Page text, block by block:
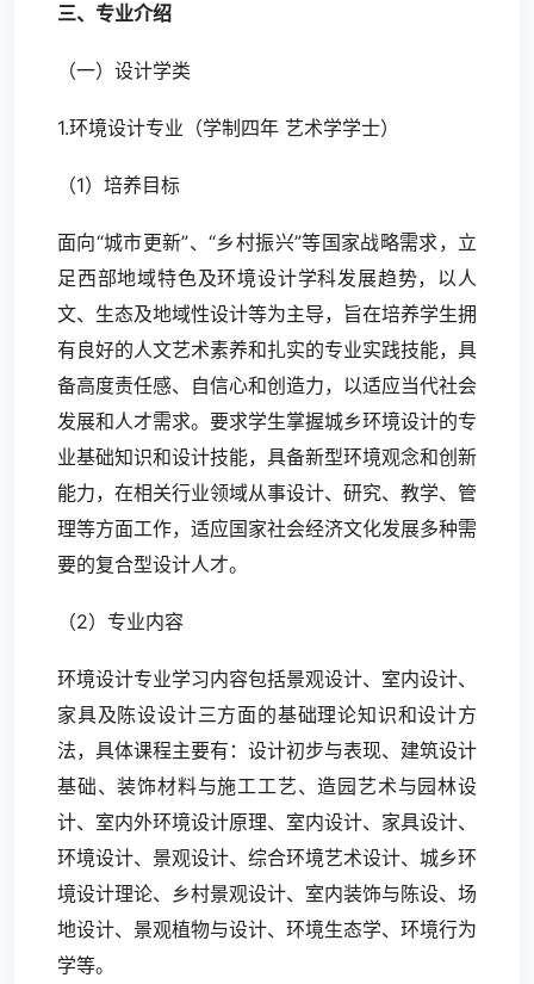
三、专业介绍
（一）设计学类
1.环境设计专业（学制四年 艺术学学士）
（1）培养目标
面向“城市更新”、“乡村振兴”等国家战略需求，立
足西部地域特色及环境设计学科发展趋势，以人
文、生态及地域性设计等为主导，旨在培养学生拥
有良好的人文艺术素养和扎实的专业实践技能，具
备高度责任感、自信心和创造力，以适应当代社会
发展和人才需求。要求学生掌握城乡环境设计的专
业基础知识和设计技能，具备新型环境观念和创新
能力，在相关行业领域从事设计、研究、教学、管
理等方面工作，适应国家社会经济文化发展多种需
要的复合型设计人才。
（2）专业内容
环境设计专业学习内容包括景观设计、室内设计、
家具及陈设设计三方面的基础理论知识和设计方
法，具体课程主要有：设计初步与表现、建筑设计
基础、装饰材料与施工工艺、造园艺术与园林设
计、室内外环境设计原理、室内设计、家具设计、
环境设计、景观设计、综合环境艺术设计、城乡环
境设计理论、乡村景观设计、室内装饰与陈设、场
地设计、景观植物与设计、环境生态学、环境行为
学等。